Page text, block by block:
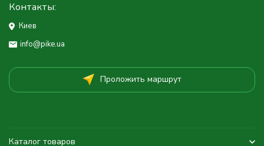
Контакты:
Киев
info@pike.ua
Проложить маршрут
Каталог товаров